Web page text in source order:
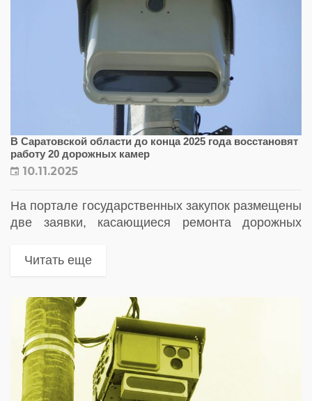
В Саратовской области до конца 2025 года восстановят
работу 20 дорожных камер
10.11.2025
На портале государственных закупок размещены
две заявки, касающиеся ремонта дорожных
планируется вернуть в строй камеры «Вокорд-
Читать еще